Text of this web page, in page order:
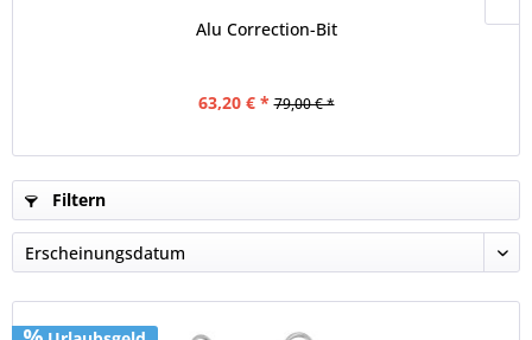
Alu Correction-Bit
63,20 € * 79,00 € *
Filtern